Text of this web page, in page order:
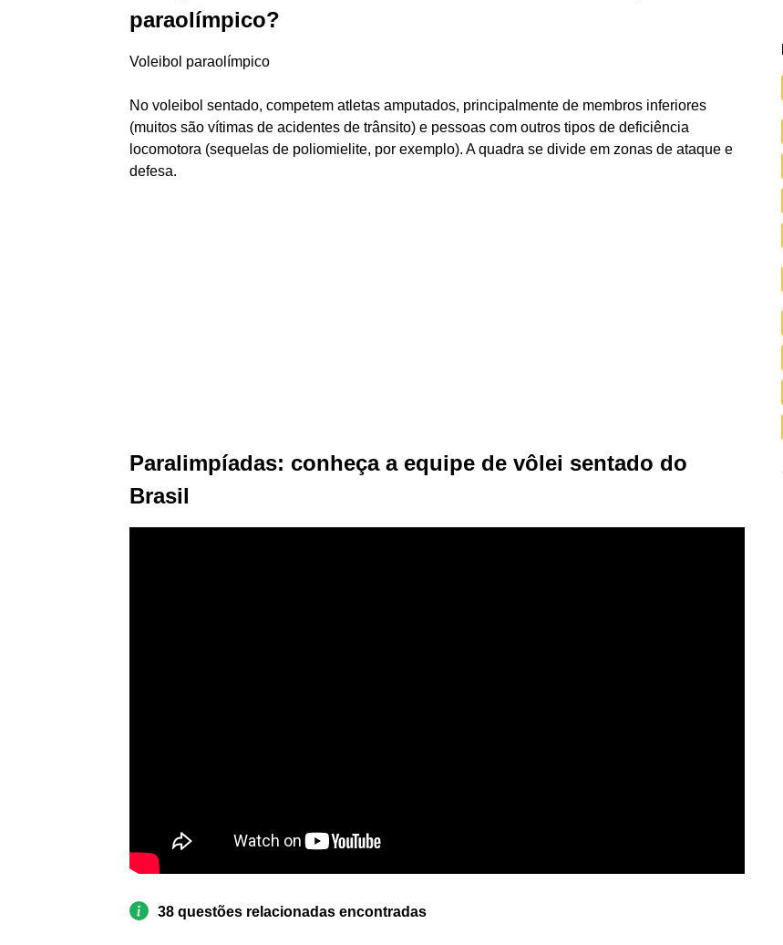
paraolímpico?
Voleibol paraolímpico
No voleibol sentado, competem atletas amputados, principalmente de membros inferiores
(muitos são vítimas de acidentes de trânsito) e pessoas com outros tipos de deficiência
locomotora (sequelas de poliomielite, por exemplo). A quadra se divide em zonas de ataque e
defesa.
Paralimpíadas: conheça a equipe de vôlei sentado do
Brasil
38 questões relacionadas encontradas